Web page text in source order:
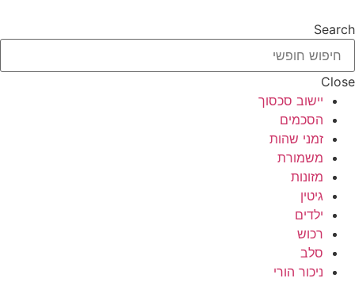
Search
Close
יישוב סכסוך
הסכמים
זמני שהות
משמורת
מזונות
גיטין
ילדים
רכוש
סלב
ניכור הורי